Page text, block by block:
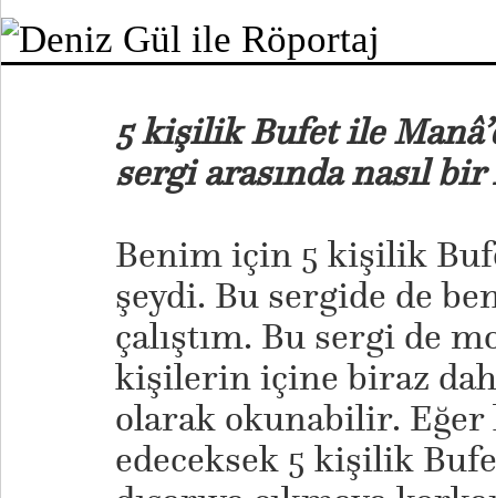
5 kişilik Bufet ile
sergi arasında nasıl
Benim için 5 kişilik
şeydi. Bu sergide de
çalıştım. Bu sergi de
kişilerin içine biraz
olarak okunabilir. Eğer
edeceksek 5 kişilik